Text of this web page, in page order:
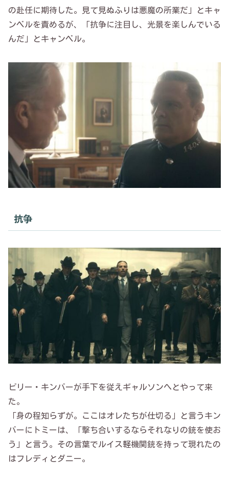
の赴任に期待した。見て見ぬふりは悪魔の所業だ」とキャ
ンベルを責めるが、「抗争に注目し、光景を楽しんでいる
んだ」とキャンベル。
抗争
ビリー・キンバーが手下を従えギャルソンへとやって来
た。
「身の程知らずが。ここはオレたちが仕切る」と言うキン
バーにトミーは、「撃ち合いするならそれなりの銃を使お
う」と言う。その言葉でルイス軽機関銃を持って現れたの
はフレディとダニー。